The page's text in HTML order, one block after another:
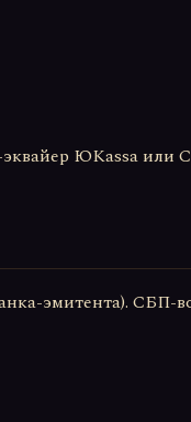
эквайер ЮKassa или
эмитента).